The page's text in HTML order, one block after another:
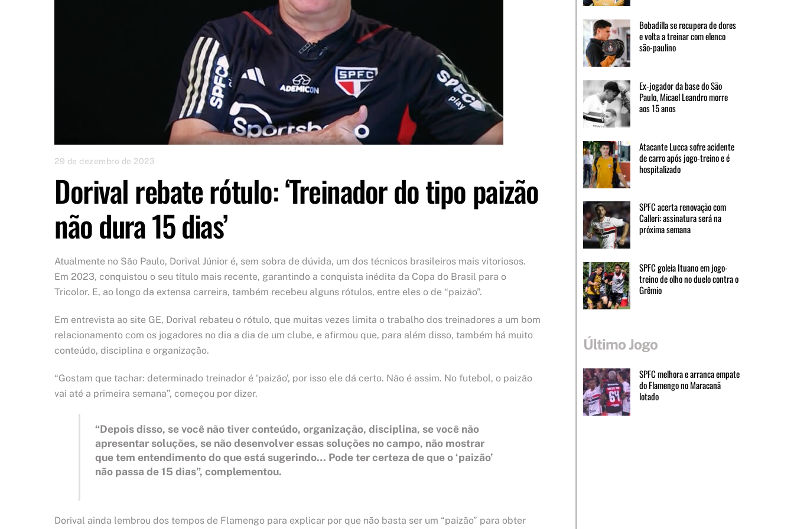
29 de dezembro de 2023
Dorival rebate rótulo: ‘Treinador do tipo paizão
não dura 15 dias’
Atualmente no São Paulo, Dorival Júnior é, sem sobra de dúvida, um dos técnicos brasileiros mais vitoriosos.
Em 2023, conquistou o seu título mais recente, garantindo a conquista inédita da Copa do Brasil para o
Tricolor. E, ao longo da extensa carreira, também recebeu alguns rótulos, entre eles o de “paizão”.
Em entrevista ao site GE, Dorival rebateu o rótulo, que muitas vezes limita o trabalho dos treinadores a um bom
relacionamento com os jogadores no dia a dia de um clube, e afirmou que, para além disso, também há muito
conteúdo, disciplina e organização.
“Gostam que tachar: determinado treinador é ‘paizão’, por isso ele dá certo. Não é assim. No futebol, o paizão
vai até a primeira semana”, começou por dizer.
“Depois disso, se você não tiver conteúdo, organização, disciplina, se você não
apresentar soluções, se não desenvolver essas soluções no campo, não mostrar
que tem entendimento do que está sugerindo… Pode ter certeza de que o ‘paizão’
não passa de 15 dias”, complementou.
Dorival ainda lembrou dos tempos de Flamengo para explicar por que não basta ser um “paizão” para obter
Bobadilla se recupera de dores
e volta a treinar com elenco
são-paulino
Ex-jogador da base do São
Paulo, Micael Leandro morre
aos 15 anos
Atacante Lucca sofre acidente
de carro após jogo-treino e é
hospitalizado
SPFC acerta renovação com
Calleri: assinatura será na
próxima semana
SPFC goleia Ituano em jogo-
treino de olho no duelo contra o
Grêmio
Último Jogo
SPFC melhora e arranca empate
do Flamengo no Maracanã
lotado